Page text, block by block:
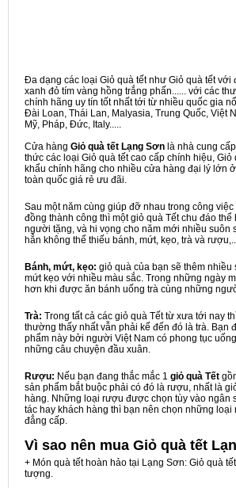
Đa dạng các loại Giỏ quà tết như Giỏ quà tết với
xanh đỏ tím vàng hồng trắng phấn...... với các
chính hãng uy tín tốt nhất tới từ nhiều quốc gia
Đài Loan, Thái Lan, Malyasia, Trung Quốc, Việt
Mỹ, Pháp, Đức, Italy.....
Cửa hàng Giỏ quà tết Lạng Sơn là nhà cung
thức các loại Giỏ quà tết cao cấp chính hiệu, Giỏ
khẩu chính hãng cho nhiều cửa hàng đại lý lớn ở
toàn quốc giá rẻ ưu đãi.
Sau một năm cùng giúp đỡ nhau trong công
đồng thành công thì một giỏ quà Tết chu đáo thể
người tặng, và hi vọng cho năm mới nhiều suôn
hẳn không thể thiếu bánh, mứt, kẹo, trà và
Bánh, mứt, kẹo: giỏ quà của bạn sẽ thêm nhiều
mứt kẹo với nhiều màu sắc. Trong những ngày
hơn khi được ăn bánh uống trà cùng những
Trà: Trong tất cả các giỏ quà Tết từ xưa tới nay
thường thấy nhất vẫn phải kể đến đó là trà. Bạn
phẩm này bởi người Việt Nam có phong tục
những câu chuyện đầu xuân.
Rượu: Nếu bạn đang thắc mắc 1 giỏ quà Tết
sản phẩm bắt buộc phải có đó là rượu, nhất là
hàng. Những loại rượu được chọn tùy vào ngân
tác hay khách hàng thì bạn nên chọn những loại
đẳng cấp.
Vì sao nên mua Giỏ quà tết
+ Món quà tết hoàn hảo tại Lạng Sơn: Giỏ quà
tượng.